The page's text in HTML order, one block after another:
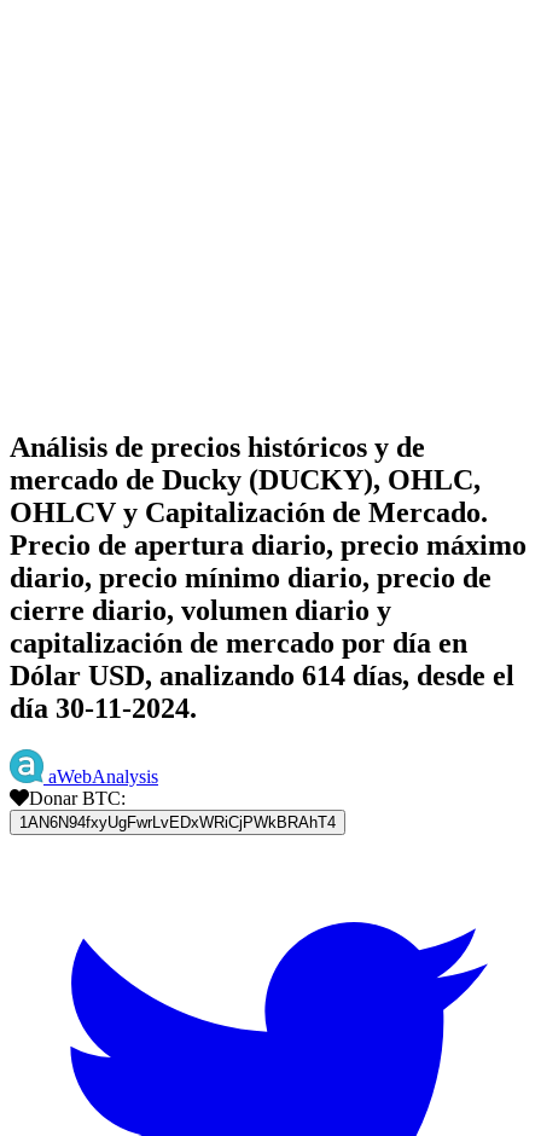
Análisis de precios históricos y de
mercado de Ducky (DUCKY), OHLC,
OHLCV y Capitalización de Mercado.
Precio de apertura diario, precio máximo
diario, precio mínimo diario, precio de
cierre diario, volumen diario y
capitalización de mercado por día en
Dólar USD, analizando 614 días, desde el
día 30-11-2024.
aWebAnalysis
Donar BTC:
1AN6N94fxyUgFwrLvEDxWRiCjPWkBRAhT4